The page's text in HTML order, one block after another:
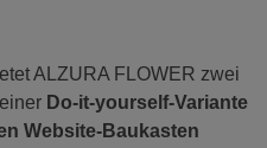
ALZURA FLOWER zwei
Do-it-yourself-Variante
Website-Baukasten